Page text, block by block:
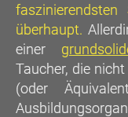
faszinierendsten
überhaupt.
einer
Taucher, die
(oder